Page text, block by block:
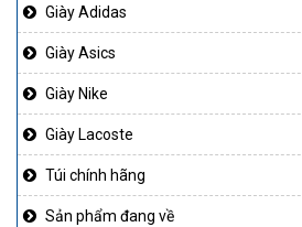
Giày Adidas
Giày Asics
Giày Nike
Giày Lacoste
Túi chính hãng
Sản phẩm đang về